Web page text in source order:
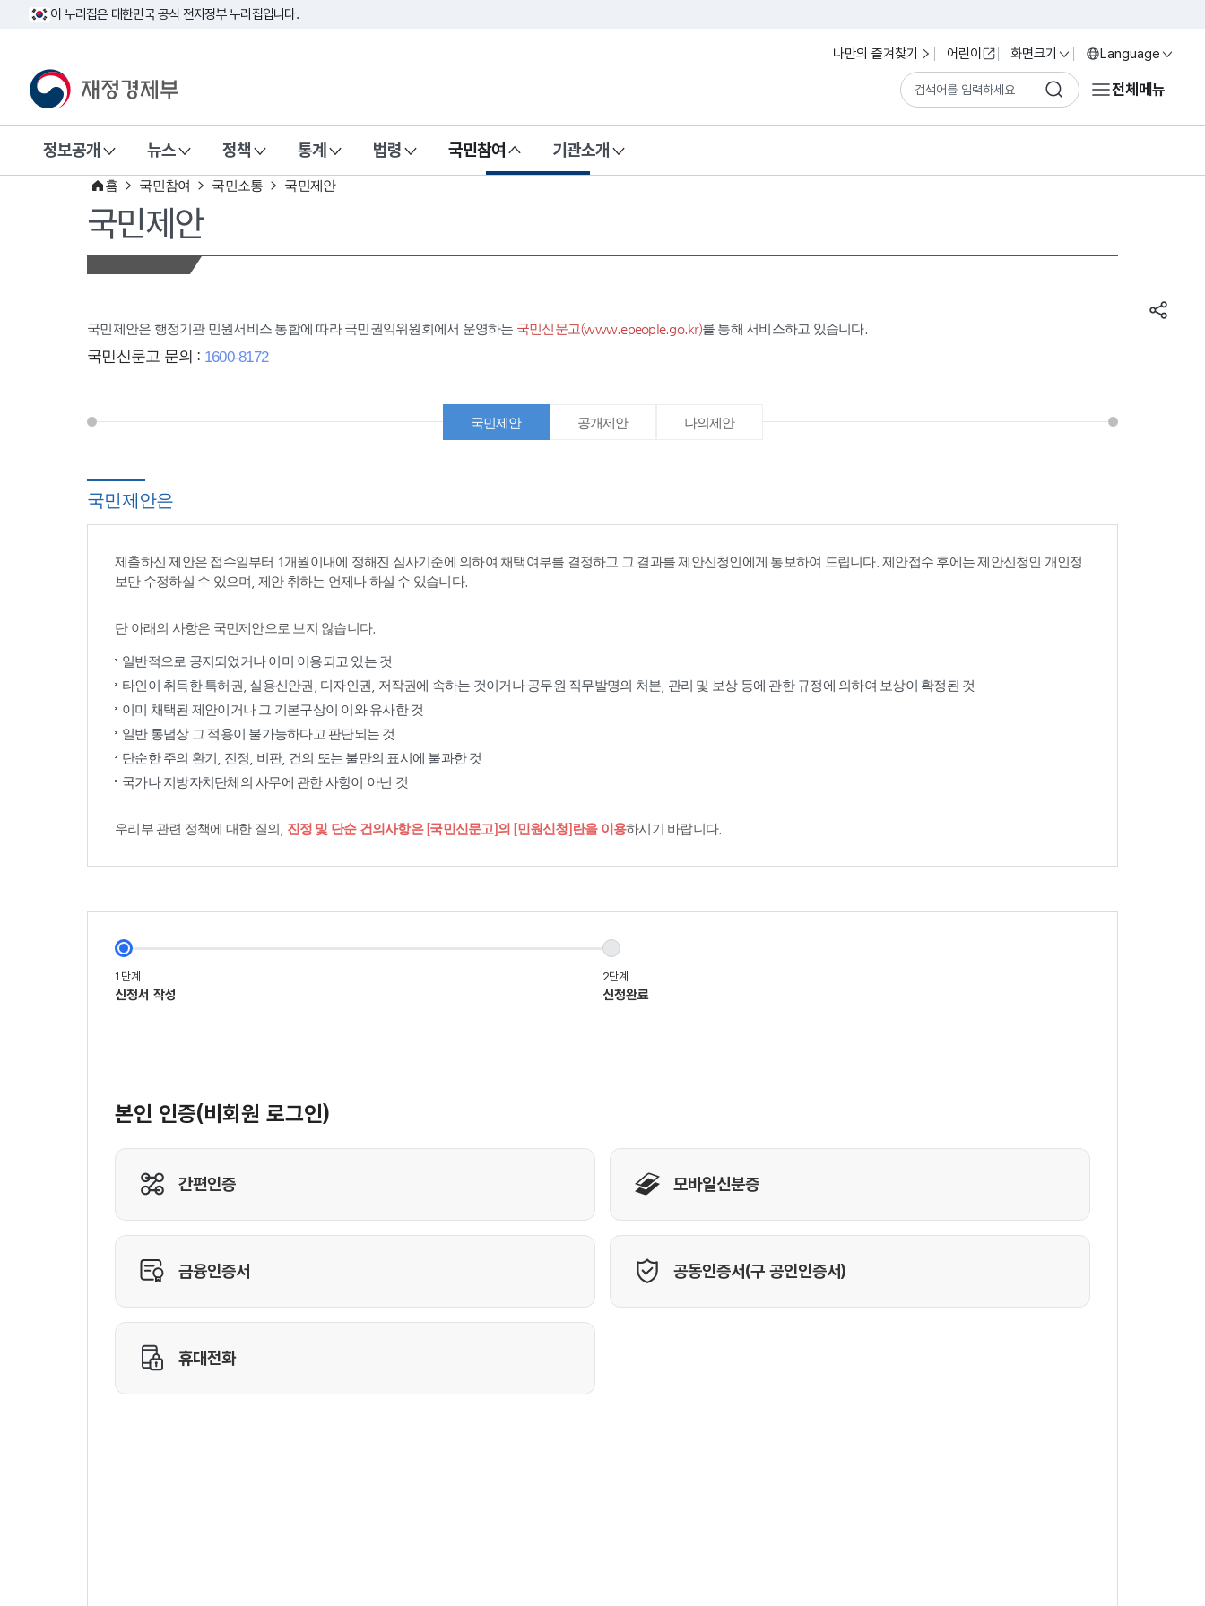
이 누리집은 대한민국 공식 전자정부 누리집입니다.
나만의 즐겨찾기 어린이 화면크기 Language
재정경제부(www.mofe.go.kr) 전체메뉴
정보공개 뉴스 정책 통계 법령 국민참여 기관소개
홈 국민참여 국민소통 국민제안
국민제안
국민제안은 행정기관 민원서비스 통합에 따라 국민권익위원회에서 운영하는 국민신문고(www.epeople.go.kr)를 통해 서비스하고 있습니다.
국민신문고 문의 : 1600-8172
국민제안 공개제안 나의제안
국민제안은
제출하신 제안은 접수일부터 1개월이내에 정해진 심사기준에 의하여 채택여부를 결정하고 그 결과를 제안신청인에게 통보하여 드립니다. 제안접수 후에는 제안신청인 개인정
보만 수정하실 수 있으며, 제안 취하는 언제나 하실 수 있습니다.
단 아래의 사항은 국민제안으로 보지 않습니다.
일반적으로 공지되었거나 이미 이용되고 있는 것
타인이 취득한 특허권, 실용신안권, 디자인권, 저작권에 속하는 것이거나 공무원 직무발명의 처분, 관리 및 보상 등에 관한 규정에 의하여 보상이 확정된 것
이미 채택된 제안이거나 그 기본구상이 이와 유사한 것
일반 통념상 그 적용이 불가능하다고 판단되는 것
단순한 주의 환기, 진정, 비판, 건의 또는 불만의 표시에 불과한 것
국가나 지방자치단체의 사무에 관한 사항이 아닌 것
우리부 관련 정책에 대한 질의, 진정 및 단순 건의사항은 [국민신문고]의 [민원신청]란을 이용하시기 바랍니다.